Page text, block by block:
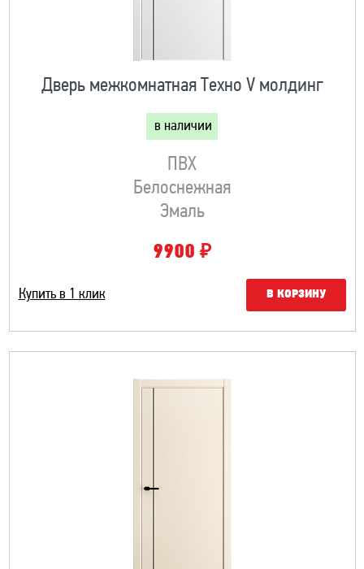
Дверь межкомнатная Техно V молдинг
в наличии
ПВХ
Белоснежная
Эмаль
9900 ₽
Купить в 1 клик В КОРЗИНУ